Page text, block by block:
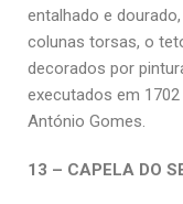
entalhado e
colunas torsas, o
decorados por
executados em
António Gomes.
13 – CAPELA DO